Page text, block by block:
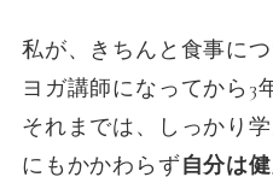
私が、きちんと食事に
ヨガ講師になってから3
それまでは、しっかり
にもかかわらず自分は